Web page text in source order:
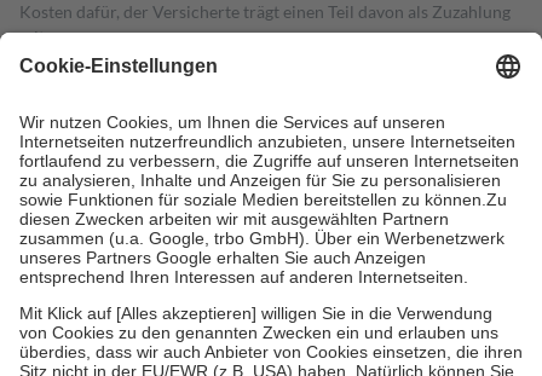
Kosten dafür, der Versicherte trägt einen Teil davon als Zuzahlung
mit.
Grundsätzlich leisten Mitglieder Zuzahlungen in Höhe von zehn
höchstens zehn Euro.
Es sind jedoch nie mehr als die tatsächlichen
Kosten der Leistung zu entrichten.
Diese Regeln gelten grundsätzlich auch für Online-Apotheken.
Bei Heilmitteln und häuslicher Krankenpflege beträgt die
Zuzahlung zehn Prozent der Kosten sowie zehn Euro je
Verordnung.
Um das Engagement der Versicherten für ihre eigene Gesundheit zu
stärken und die besondere Stellung der Familie zu unterstützen,
fallenkeine Zuzahlungenan bei:
• Kindern und Jugendlichen bis zum vollendeten 18. Lebensjahr
mit Ausnahme der Fahrkosten